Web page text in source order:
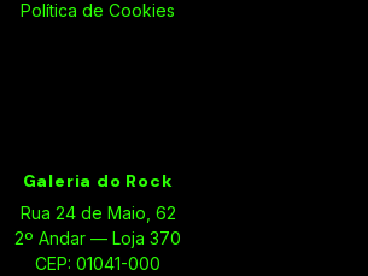
Política de Cookies
Galeria do Rock
Rua 24 de Maio, 62
2º Andar — Loja 370
CEP: 01041-000